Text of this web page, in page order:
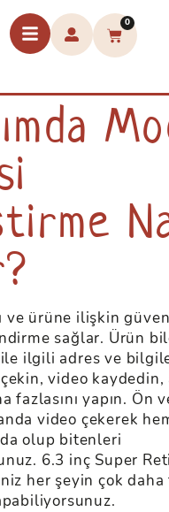
0
ve ürüne ilişkin
sağlar. Ürün
ilgili adres ve
video kaydedin,
fazlasını yapın. Ön
video çekerek
olup bitenleri
6.3 inç Super
her şeyin çok daha